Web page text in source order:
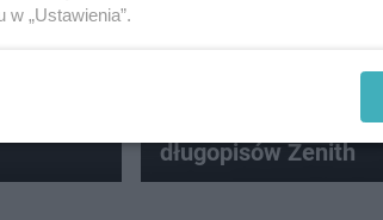
Politechniki.
długopisów Zenith
w „Ustawienia”.